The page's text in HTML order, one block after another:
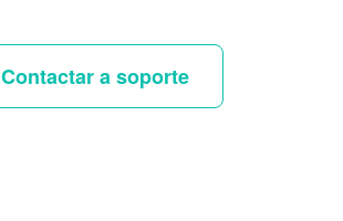
Contactar a soporte